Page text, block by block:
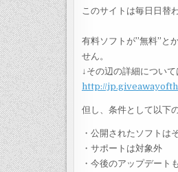
このサイトは毎日日替
有料ソフトが”無料”と
せん。
↓その辺の詳細について
http://
但し、条件として以下
・公開されたソフトは
・サポートは対象外
・今後のアップデート